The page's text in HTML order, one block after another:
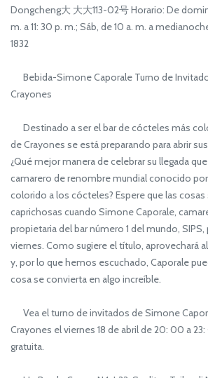
Dongcheng大 大大113-02号 Horario: De
m. a 11: 30 p. m.; Sáb, de 10 a. m. a
1832
Bebida-Simone Caporale Turno de
Crayones
Destinado a ser el bar de cócteles más
de Crayones se está preparando para abrir
¿Qué mejor manera de celebrar su llegada
camarero de renombre mundial conocido
colorido a los cócteles? Espere que las cosas
caprichosas cuando Simone Caporale,
propietaria del bar número 1 del mundo, SIPS,
viernes. Como sugiere el título, aprovechará
y, por lo que hemos escuchado, Caporale
cosa se convierta en algo increíble.
Vea el turno de invitados de Simone
Crayones el viernes 18 de abril de 20: 00 a
gratuita.